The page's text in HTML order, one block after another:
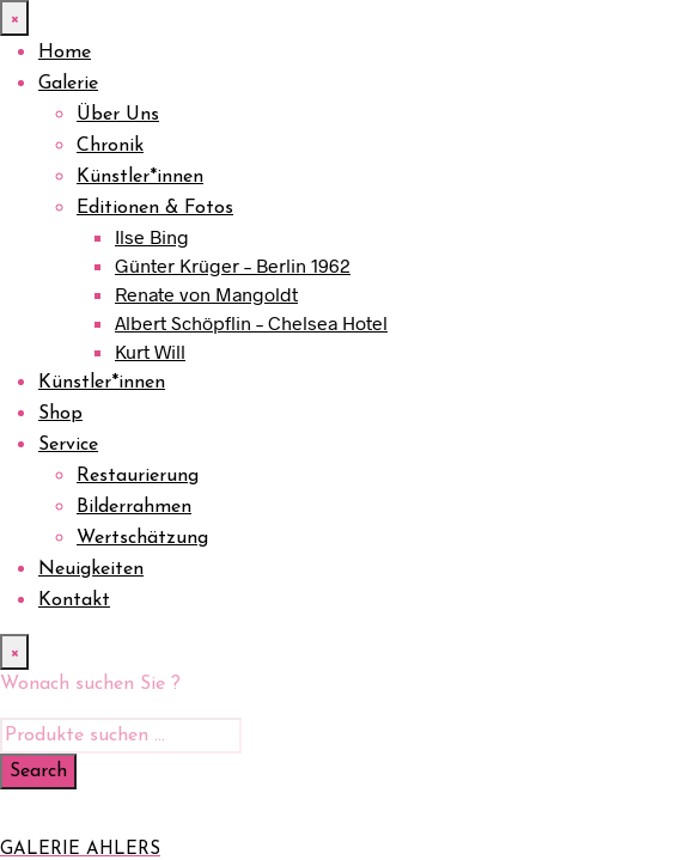
×
Home
Galerie
Über Uns
Chronik
Künstler*innen
Editionen & Fotos
Ilse Bing
Günter Krüger – Berlin 1962
Renate von Mangoldt
Albert Schöpflin – Chelsea Hotel
Kurt Will
Künstler*innen
Shop
Service
Restaurierung
Bilderrahmen
Wertschätzung
Neuigkeiten
Kontakt
×
Wonach suchen Sie ?
GALERIE AHLERS